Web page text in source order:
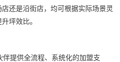
还是沿街店，均可根据实际场景灵
坪效比。
提供全流程、系统化的加盟支